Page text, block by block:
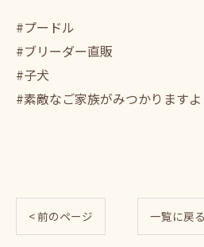
#プードル
#ブリーダー直販
#子犬
#素敵なご家族がみつかります
< 前のページ 一覧に戻る